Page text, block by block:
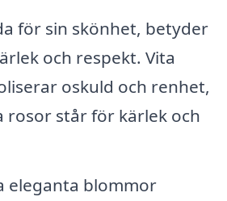
för sin skönhet, betyder
och respekt. Vita
oskuld och renhet,
rosor står för kärlek och
eleganta blommor